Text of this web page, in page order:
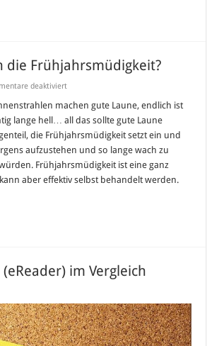
die Frühjahrsmüdigkeit?
deaktiviertfür
hilft
die
Frühjahrsmüdigkeit?
machen gute Laune, endlich ist
lange hell… all das sollte gute Laune
die Frühjahrsmüdigkeit setzt ein und
aufzustehen und so lange wach zu
Frühjahrsmüdigkeit ist eine ganz
aber effektiv selbst behandelt werden.
im Vergleich